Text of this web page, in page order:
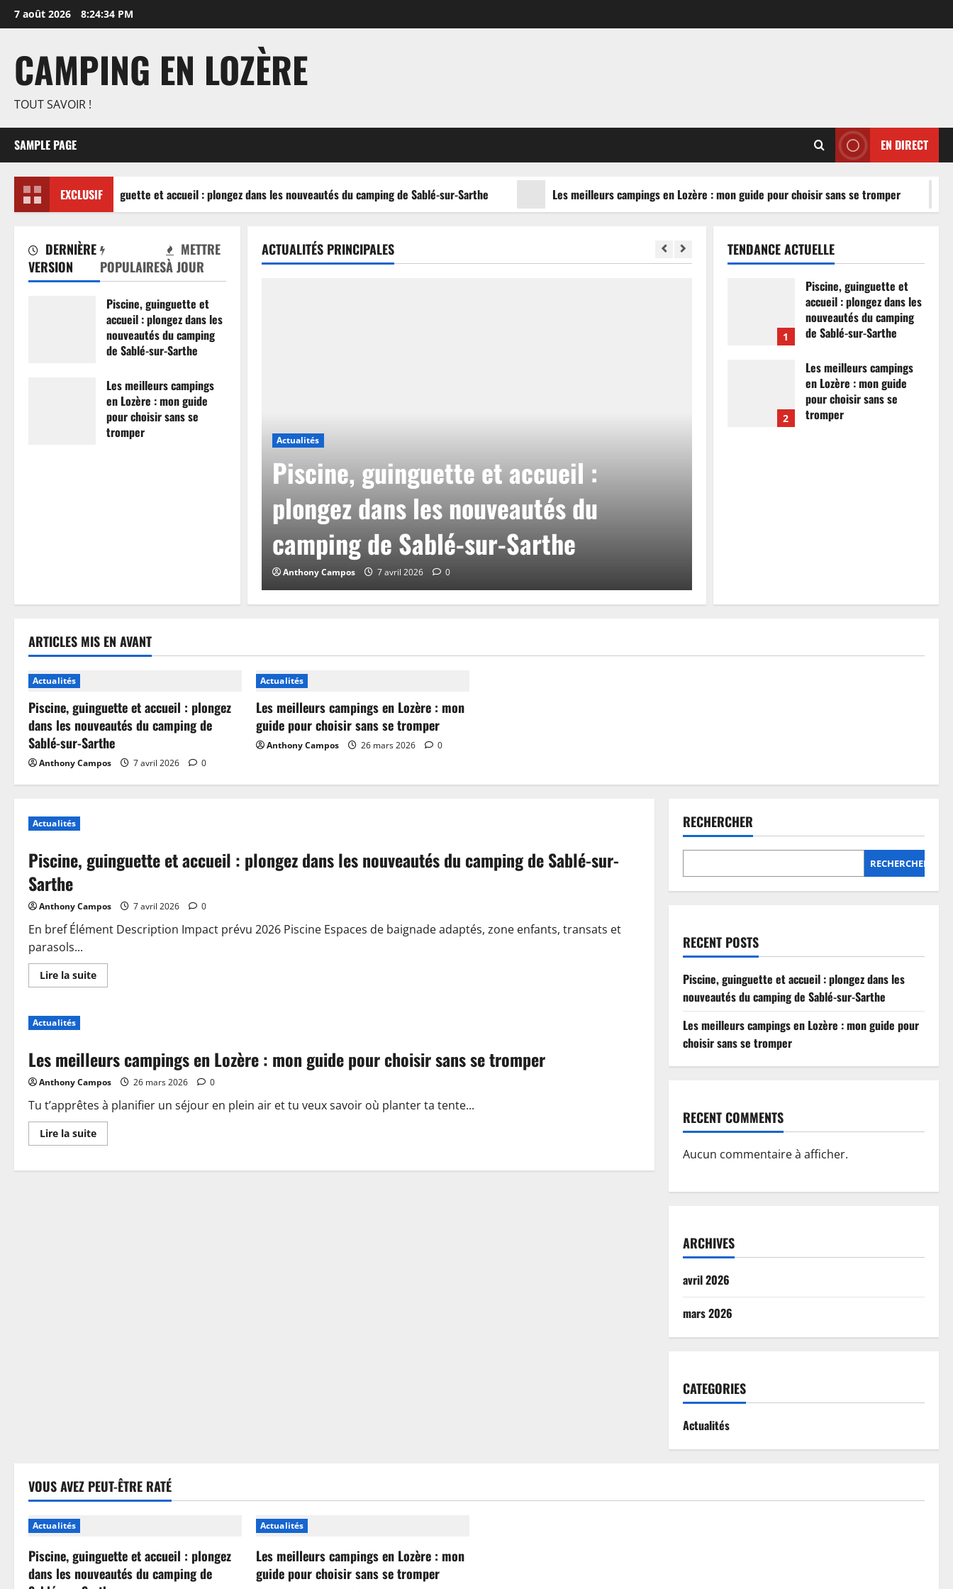
Aller
au
7 août 2026 8:24:34 PM
CAMPING EN LOZÈRE
TOUT SAVOIR !
SAMPLE PAGE EN DIRECT
EXCLUSIF
Piscine, guinguette et accueil : plongez dans les nouveautés du camping de Sablé-sur-Sarthe Les meilleurs campings en Lozère : mon guide pour choisir sans se tromper
DERNIÈRE
VERSION
POPULAIRES
METTRE
À JOUR
Piscine, guinguette et
accueil : plongez dans les
nouveautés du camping
de Sablé-sur-Sarthe
Les meilleurs campings
en Lozère : mon guide
pour choisir sans se
tromper
ACTUALITÉS PRINCIPALES
Actualités
Piscine, guinguette et accueil :
plongez dans les nouveautés du
camping de Sablé-sur-Sarthe
Anthony Campos 7 avril 2026 0
TENDANCE ACTUELLE
1
Piscine, guinguette et
accueil : plongez dans les
nouveautés du camping
de Sablé-sur-Sarthe
2
Les meilleurs campings
en Lozère : mon guide
pour choisir sans se
tromper
ARTICLES MIS EN AVANT
Actualités
Piscine, guinguette et accueil : plongez
dans les nouveautés du camping de
Sablé-sur-Sarthe
Anthony Campos 7 avril 2026 0
Actualités
Les meilleurs campings en Lozère : mon
guide pour choisir sans se tromper
Anthony Campos 26 mars 2026 0
Actualités
Piscine, guinguette et accueil : plongez dans les nouveautés du camping de Sablé-sur-
Sarthe
Anthony Campos 7 avril 2026 0
En bref Élément Description Impact prévu 2026 Piscine Espaces de baignade adaptés, zone enfants, transats et
parasols...
Lire la suiteEn
savoir
:
plongez
les
du
camping
de
Sablé-
sur-
Actualités
Les meilleurs campings en Lozère : mon guide pour choisir sans se tromper
Anthony Campos 26 mars 2026 0
Tu t’apprêtes à planifier un séjour en plein air et tu veux savoir où planter ta tente...
Lire la suiteEn
savoir
Les
RECHERCHER
RECHERCHER
RECENT POSTS
Piscine, guinguette et accueil : plongez dans les
nouveautés du camping de Sablé-sur-Sarthe
Les meilleurs campings en Lozère : mon guide pour
choisir sans se tromper
RECENT COMMENTS
Aucun commentaire à afficher.
ARCHIVES
avril 2026
mars 2026
CATEGORIES
Actualités
VOUS AVEZ PEUT-ÊTRE RATÉ
Actualités
Piscine, guinguette et accueil : plongez
dans les nouveautés du camping de
Actualités
Les meilleurs campings en Lozère : mon
guide pour choisir sans se tromper